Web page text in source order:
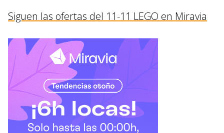
Siguen las ofertas del 11-11 LEGO en Miravia